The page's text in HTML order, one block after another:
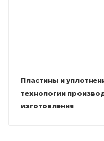
Пластины и
технологии
изготовления